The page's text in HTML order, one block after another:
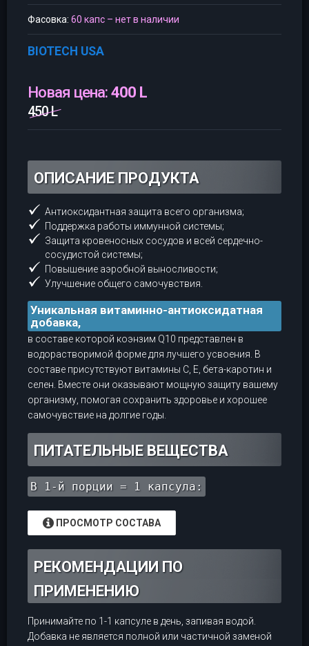
Фасовка: 60 капс – нет в наличии
BIOTECH USA
Новая цена:400 L
450 L
ОПИСАНИЕ ПРОДУКТА
Антиоксидантная защита всего организма;
Поддержка работы иммунной системы;
Защита кровеносных сосудов и всей сердечно-
сосудистой системы;
Повышение аэробной выносливости;
Улучшение общего самочувствия.
Уникальная витаминно-антиоксидатная
добавка,
в составе которой коэнзим Q10 представлен в
водорастворимой форме для лучшего усвоения. В
составе присутствуют витамины С, Е, бета-каротин и
селен. Вместе они оказывают мощную защиту вашему
организму, помогая сохранить здоровье и хорошее
самочувствие на долгие годы.
ПИТАТЕЛЬНЫЕ ВЕЩЕСТВА
В 1-й порции = 1 капсула:
ПРОСМОТР СОСТАВА
РЕКОМЕНДАЦИИ ПО
ПРИМЕНЕНИЮ
Принимайте по 1-1 капсуле в день, запивая водой.
Добавка не является полной или частичной заменой